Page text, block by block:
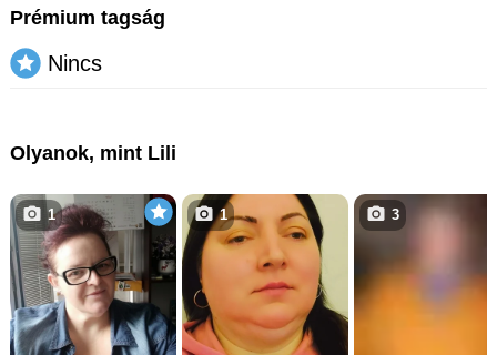
Prémium tagság
Nincs
Olyanok, mint Lili
1 1 3